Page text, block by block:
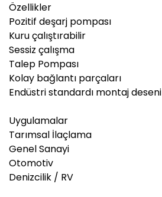
Özellikler
Pozitif deşarj pompası
Kuru çalıştırabilir
Sessiz çalışma
Talep Pompası
Kolay bağlantı parçaları
Endüstri standardı montaj deseni
Uygulamalar
Tarımsal İlaçlama
Genel Sanayi
Otomotiv
Denizcilik / RV